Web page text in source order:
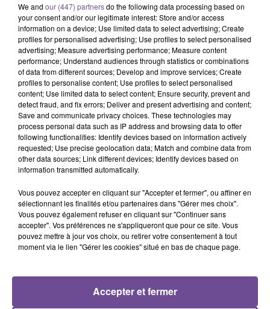
Un concessionnaire agricole recherche un adjoint directeur
technique (H/F). Le poste est à pourvoir dès que possible en
CDI. Vos missions : proposer une solution technique
adaptée, coordonner les projets d'assistance technique, aider
à identifier et analyser des
incidents/dysfonctionnements/pannes, optimiser les
procédures d'assistance technique et collecter les
technologie et fonctionnalités logicielles.
Référence de l’offre Pôle Emploi : 154WMVS
We and our (447) partnersdo the following data processing based on
your consent and/or our legitimate interest: Store and/or access
information on a device; Use limited data to select advertising; Create
profiles for personalised advertising; Use profiles to select personalised
advertising; Measure advertising performance; Measure content
performance; Understand audiences through statistics or combinations
of data from different sources; Develop and improve services; Create
profiles to personalise content; Use profiles to select personalised
content; Use limited data to select content; Ensure security, prevent and
detect fraud, and fix errors; Deliver and present advertising and content;
Save and communicate privacy choices. These technologies may
process personal data such as IP address and browsing data to offer
following functionalities: Identify devices based on information actively
requested; Use precise geolocation data; Match and combine data from
other data sources; Link different devices; Identify devices based on
information transmitted automatically.
Vous pouvez accepter en cliquant sur "Accepter et fermer", ou affiner en
sélectionnant les finalités et/ou partenaires dans "Gérer mes choix".
Vous pouvez également refuser en cliquant sur "Continuer sans
accepter". Vos préférences ne s'appliqueront que pour ce site. Vous
pouvez mettre à jour vos choix, ou retirer votre consentement à tout
moment via le lien "Gérer les cookies" situé en bas de chaque page.
Accepter et fermer